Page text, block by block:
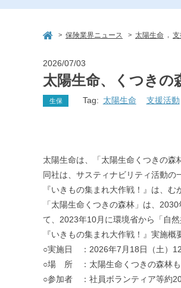
> 保険業界ニュース > 太陽生命
2026/07/03
太陽生命、くつきの
生保 Tag: 太陽生命 支援活動
太陽生命は、「太陽生命くつきの森
同社は、サスティナビリティ活動
『いきもの集まれ大作戦！』は、
「太陽生命くつきの森林」は、
て、2023年10月に環境省から「自
『いきもの集まれ大作戦！』実施概
○実施日 ：2026年7月18日（土）
○場 所 ：太陽生命くつきの森林も
○参加者 ：社員ボランティア等約